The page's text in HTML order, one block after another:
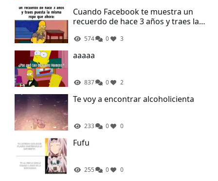
Cuando Facebook te muestra un
recuerdo de hace 3 años y traes la
574 0 3
aaaaa
837 0 2
Te voy a encontrar alcoholicienta
233 0 0
Fufu
255 0 0